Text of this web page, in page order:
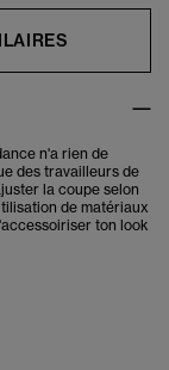
n'a rien de
des travailleurs de
la coupe selon
de matériaux
ton look